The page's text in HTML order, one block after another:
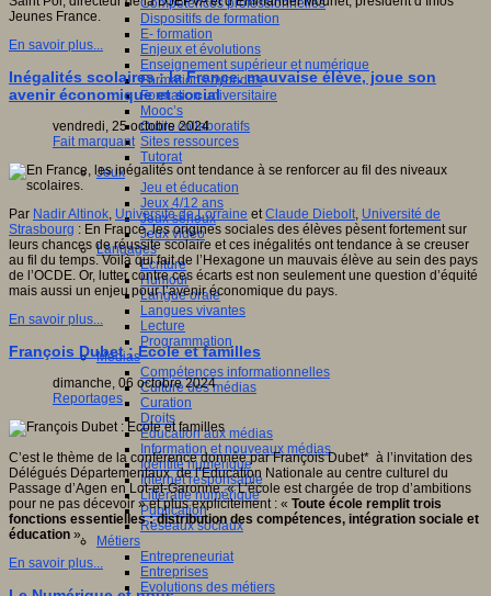
Compétences professionnelles
Dispositifs de formation
E- formation
Enjeux et évolutions
Enseignement supérieur et numérique
Formations hybrides
Formation universitaire
Mooc’s
Outils collaboratifs
Sites ressources
Tutorat
Jeux
Jeu et éducation
Jeux 4/12 ans
Jeux sérieux
Jeux vidéo
Langages
Ecriture
Humour
Langue orale
Langues vivantes
Lecture
Programmation
Médias
Compétences informationnelles
Culture des médias
Curation
Droits
Education aux médias
Information et nouveaux médias
Identité numérique
Internet responsable
Littératie numérique
Publication
Réseaux sociaux
Métiers
Entrepreneuriat
Entreprises
Evolutions des métiers
Jeunes France.
En savoir plus...
Inégalités scolaires : la France, mauvaise élève, joue son
avenir économique et social
vendredi, 25 octobre 2024
Fait marquant
Par Nadir Altinok, Université de Lorraine etClaude Diebolt, Université de
Strasbourg : En France, les origines sociales des élèves pèsent fortement sur
leurs chances de réussite scolaire et ces inégalités ont tendance à se creuser
au fil du temps. Voilà qui fait de l’Hexagone un mauvais élève au sein des pays
de l’OCDE. Or, lutter contre ces écarts est non seulement une question d’équité
mais aussi un enjeu pour l’avenir économique du pays.
En savoir plus...
François Dubet : Ecole et familles
dimanche, 06 octobre 2024
Reportages
C’est le thème de la conférence donnée par François Dubet* à l’invitation des
Délégués Départementaux de l’Education Nationale au centre culturel du
Passage d’Agen en Lot-et-Garonne. « L’école est chargée de trop d’ambitions
pour ne pas décevoir » et plus explicitement : « Toute école remplit trois
fonctions essentielles : distribution des compétences, intégration sociale et
éducation ».
En savoir plus...